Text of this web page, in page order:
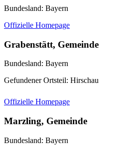
Bundesland: Bayern
Offizielle Homepage
Grabenstätt, Gemeinde
Bundesland: Bayern
Gefundener Ortsteil: Hirschau
Offizielle Homepage
Marzling, Gemeinde
Bundesland: Bayern